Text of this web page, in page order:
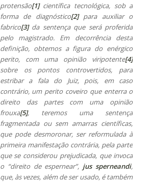
protensão[1]científica tecnológica, sob a
forma de diagnóstico[2]para auxiliar o
fabrico[3]da sentença que será proferida
pelo magistrado. Em decorrência desta
definição, obtemos a figura do enérgico
perito, com uma opinião viripotente[4]
sobre os pontos controvertidos, para
estribar a fala do Juiz, pois, em caso
contrário, um perito coveiro que enterra o
direito das partes com uma opinião
frouxa[5], teremos uma sentença
fragmentada ou sem amarras científicas,
que pode desmoronar, ser reformulada à
primeira manifestação contrária, pela parte
que se considerou prejudicada, que invoca
o “direito de espernear”, jus sperneandi,
que, às vezes, além de ser usado, é também